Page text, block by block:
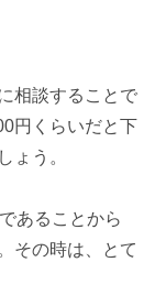
相談すること で
円くらいだと下
ょう。
あることから
その時は、とて